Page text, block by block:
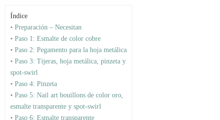
Índice
• Preparación – Necesitan
• Paso 1: Esmalte de color cobre
• Paso 2: Pegamento para la hoja metálica
• Paso 3: Tijeras, hoja metálica, pinzeta y
spot-swirl
• Paso 4: Pinzeta
• Paso 5: Nail art bouillons de color oro,
esmalte transparente y spot-swirl
• Paso 6: Esmalte transparente